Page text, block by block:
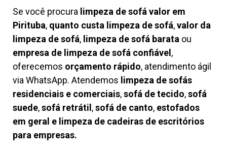
Se você procura limpeza de sofá valor em
Pirituba, quanto custa limpeza de sofá,valor da
limpeza de sofá, limpeza de sofá barata ou
empresa de limpeza de sofá confiável,
oferecemos orçamento rápido, atendimento ágil
via WhatsApp. Atendemos limpeza desofás
residenciais e comerciais,sofá de tecido,sofá
suede,sofá retrátil,sofá de canto, estofados
em geral e limpeza de cadeiras de escritórios
para empresas.